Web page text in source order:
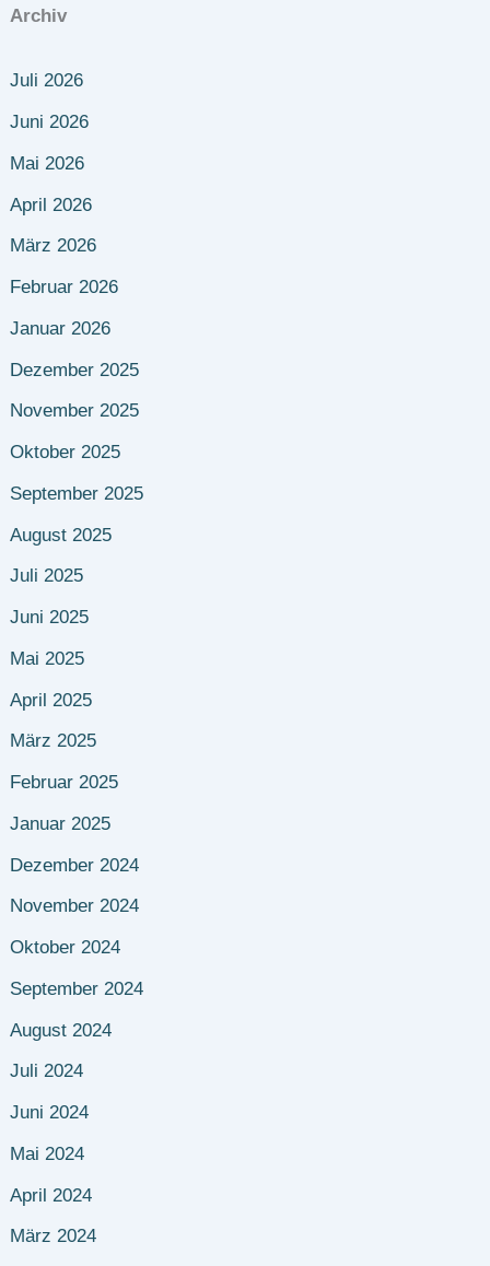
Archiv
Juli 2026
Juni 2026
Mai 2026
April 2026
März 2026
Februar 2026
Januar 2026
Dezember 2025
November 2025
Oktober 2025
September 2025
August 2025
Juli 2025
Juni 2025
Mai 2025
April 2025
März 2025
Februar 2025
Januar 2025
Dezember 2024
November 2024
Oktober 2024
September 2024
August 2024
Juli 2024
Juni 2024
Mai 2024
April 2024
März 2024